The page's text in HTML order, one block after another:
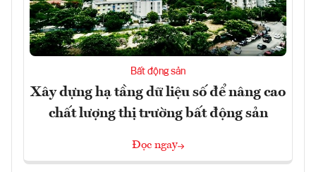
Bất động sản
Xây dựng hạ tầng dữ liệu số để nâng cao
chất lượng thị trường bất động sản
Đọc ngay